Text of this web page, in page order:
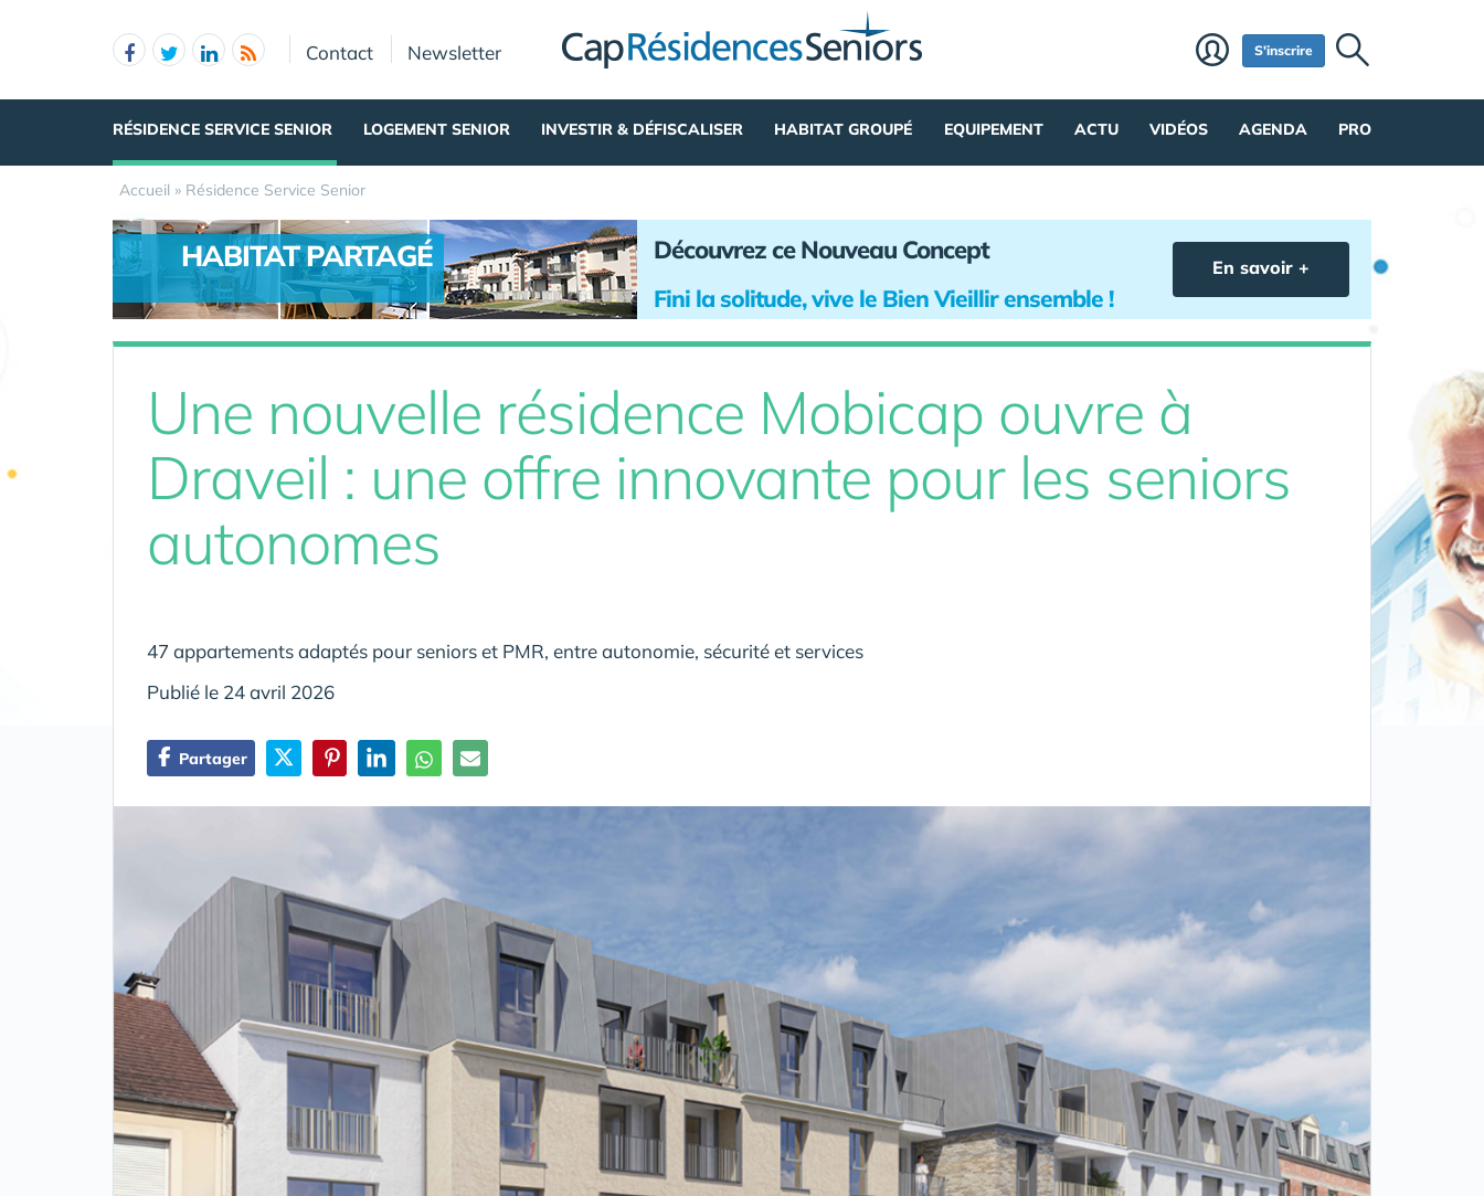
Contact Newsletter S'inscrire
RÉSIDENCE SERVICE SENIOR LOGEMENT SENIOR INVESTIR & DÉFISCALISER HABITAT GROUPÉ EQUIPEMENT ACTU VIDÉOS AGENDA PRO
Accueil » Résidence Service Senior
HABITAT PARTAGÉ Découvrez ce Nouveau Concept
Fini la solitude, vive le Bien Vieillir ensemble !
En savoir +
Une nouvelle résidence Mobicap ouvre à
Draveil : une offre innovante pour les seniors
autonomes
47 appartements adaptés pour seniors et PMR, entre autonomie, sécurité et services
Publié le 24 avril 2026
Partager